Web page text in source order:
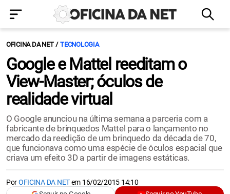
OFICINA DA NET TECNOLOGIA
Google e Mattel reeditam o
View-Master; óculos de
realidade virtual
O Google anunciou na última semana a parceria com a
fabricante de brinquedos Mattel para o lançamento no
mercado da reedição de um brinquedo da década de 70,
que funcionava como uma espécie de óculos espacial que
criava um efeito 3D a partir de imagens estáticas.
PorOFICINA DA NETem 16/02/2015 14:10